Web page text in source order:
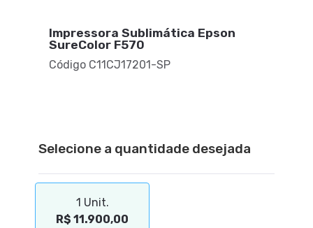
Impressora Sublimática Epson
SureColor F570
Código C11CJ17201-SP
Selecione a quantidade desejada
1 Unit.
R$ 11.900,00